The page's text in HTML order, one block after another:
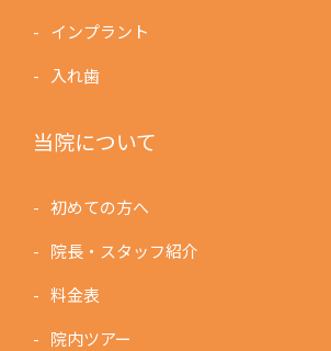
インプラント
入れ歯
当院について
初めての方へ
院長・スタッフ紹介
料金表
院内ツアー